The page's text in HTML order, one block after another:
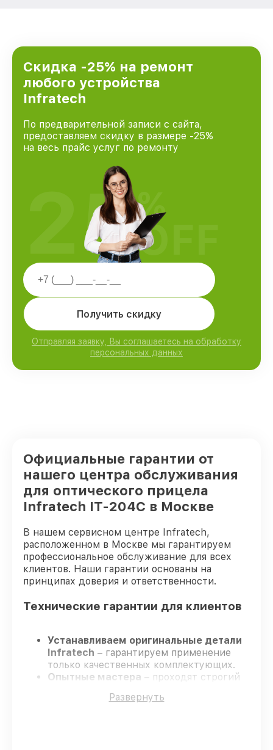
Скидка -25% на ремонт
любого устройства
Infratech
По предварительной записи с сайта,
предоставляем скидку в размере -25%
на весь прайс услуг по ремонту
Получить скидку
Отправляя заявку, Вы соглашаетесь на обработку
персональных данных
25%
OFF
Официальные гарантии от
нашего центра обслуживания
для оптического прицела
Infratech IT-204C в Москве
В нашем сервисном центре Infratech,
расположенном в Москве мы гарантируем
профессиональное обслуживание для всех
клиентов. Наши гарантии основаны на
принципах доверия и ответственности.
Технические гарантии для клиентов
Устанавливаем оригинальные детали
Infratech – гарантируем применение
только качественных комплектующих.
Опытные мастера – проходят строгий
профессионализма.
Развернуть